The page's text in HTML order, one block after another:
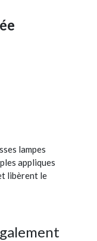
lampes
appliques
libèrent le